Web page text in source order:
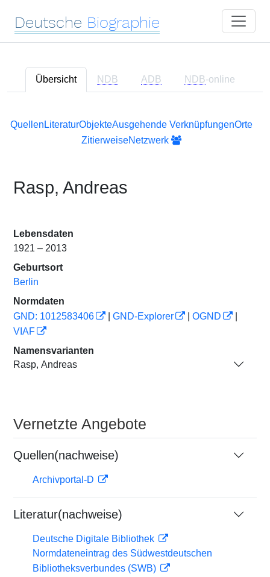
Deutsche Biographie
Übersicht NDB ADB NDB-online
Quellen LiteraturObjekteAusgehende VerknüpfungenOrte
ZitierweiseNetzwerk
Rasp, Andreas
Lebensdaten
1921 – 2013
Geburtsort
Berlin
Normdaten
GND: 1012583406
GND-Explorer OGND
VIAF
Namensvarianten
Rasp, Andreas
Vernetzte Angebote
Quellen(nachweise)
Archivportal-D
Literatur(nachweise)
Deutsche Digitale Bibliothek
Normdateneintrag des Südwestdeutschen
Bibliotheksverbundes (SWB)